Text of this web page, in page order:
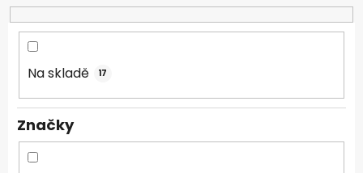
o
d
ů
Na skladě 17
Značky